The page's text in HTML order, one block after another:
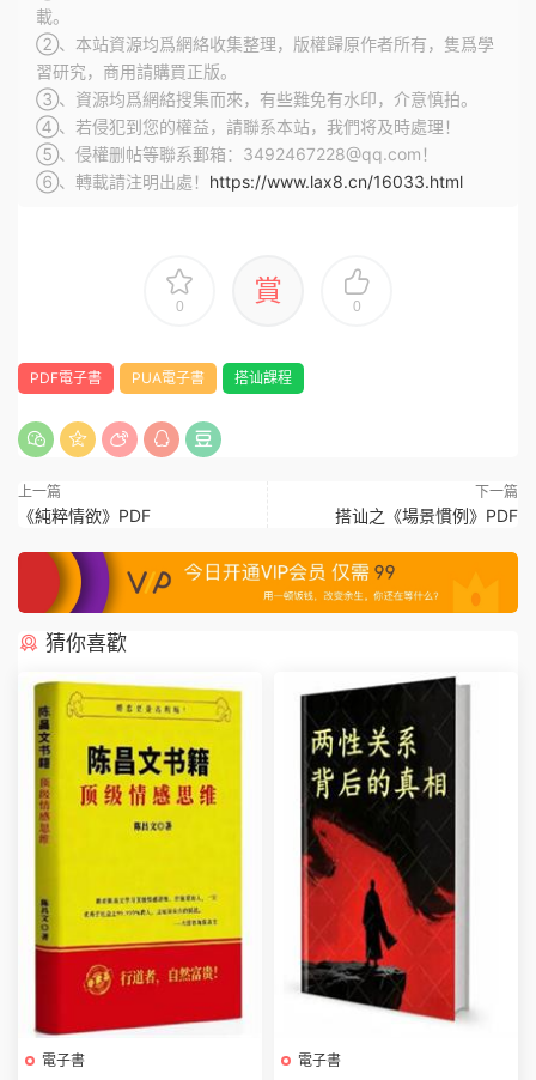
載。
②、本站資源均爲網絡收集整理，版權歸原作者所有，隻爲學
習研究，商用請購買正版。
③、資源均爲網絡搜集而來，有些難免有水印，介意慎拍。
④、若侵犯到您的權益，請聯系本站，我們将及時處理！
⑤、侵權删帖等聯系郵箱：3492467228@qq.com！
⑥、轉載請注明出處！ https://www.lax8.cn/16033.html
0 賞 0
PDF電子書 PUA電子書 搭讪課程
上一篇
《純粹情欲》PDF
下一篇
搭讪之《場景慣例》PDF
猜你喜歡
電子書 電子書